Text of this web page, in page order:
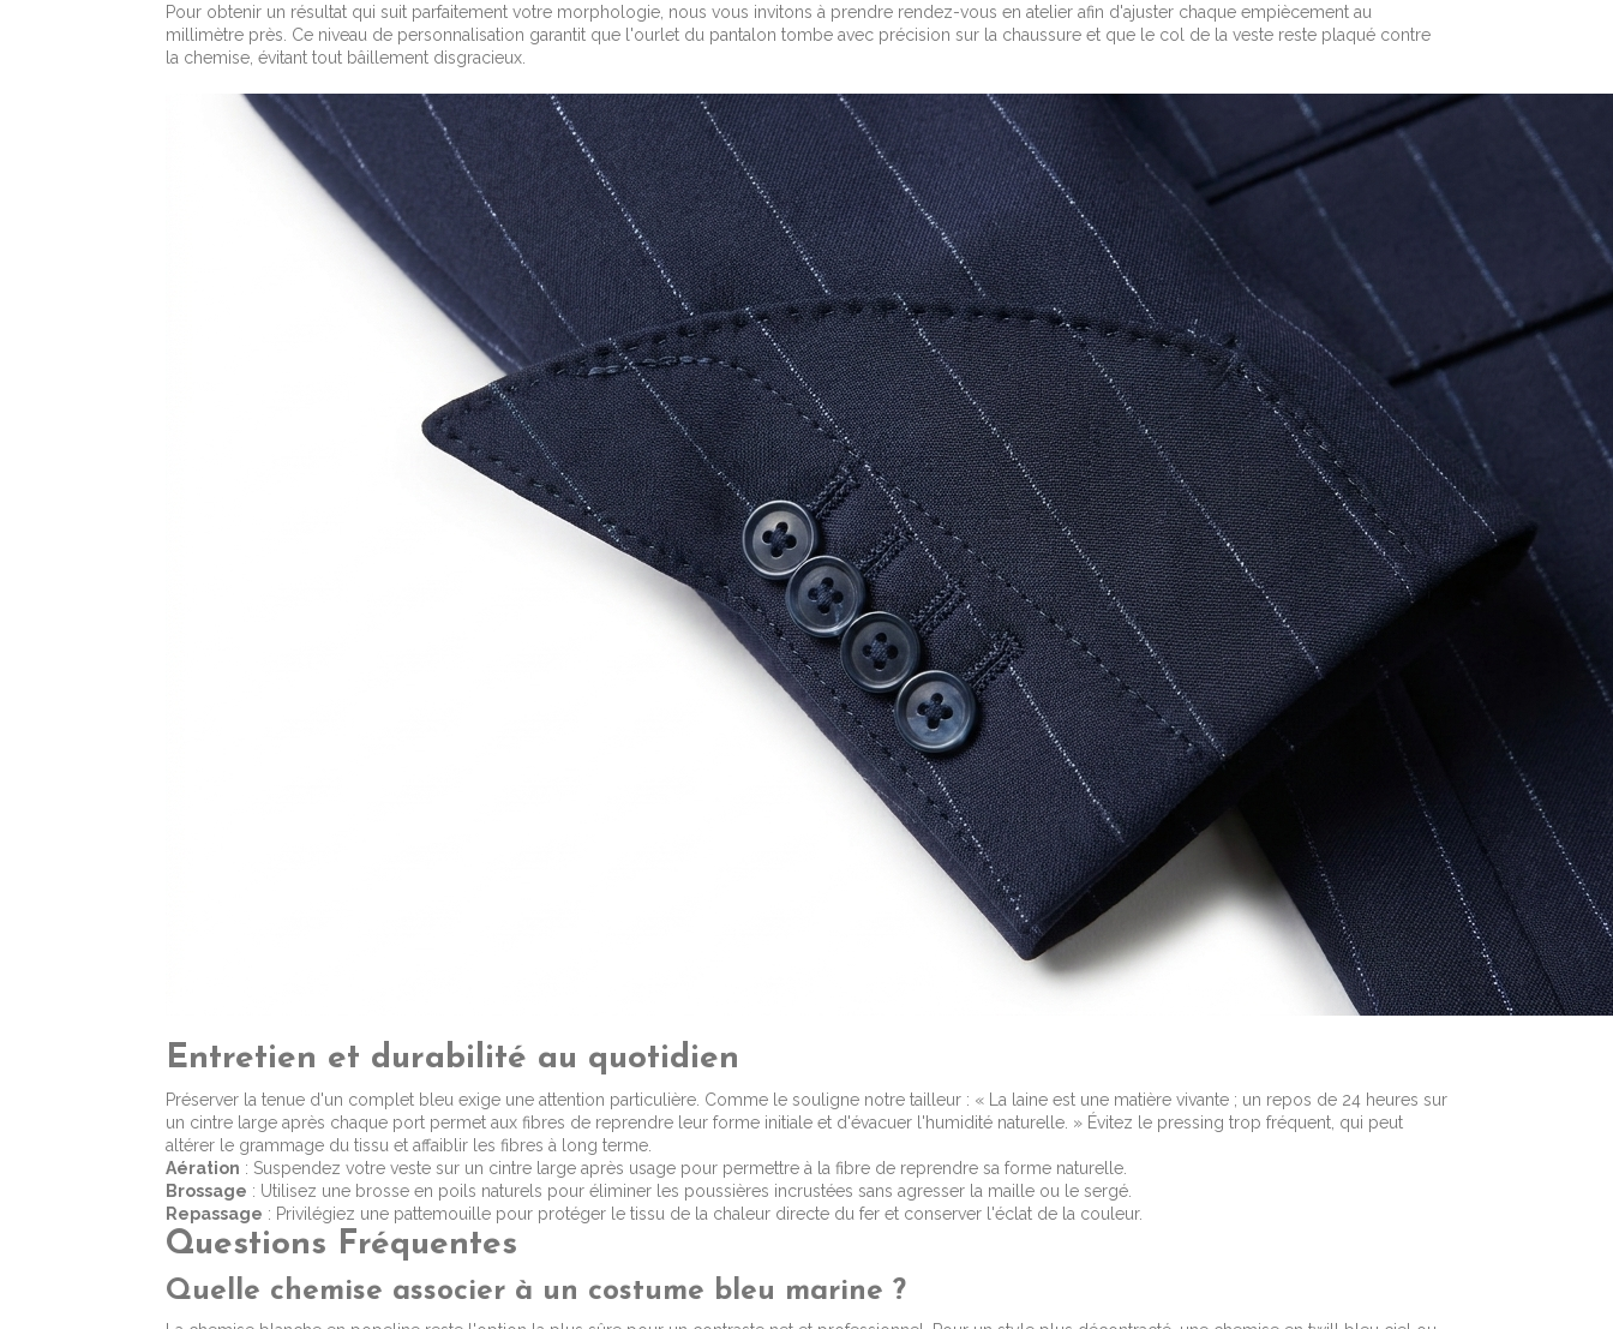
Pour obtenir un résultat qui suit parfaitement votre morphologie, nous vous invitons à prendre rendez-vous en atelier afin d'ajuster chaque empiècement au
millimètre près. Ce niveau de personnalisation garantit que l'ourlet du pantalon tombe avec précision sur la chaussure et que le col de la veste reste plaqué contre
la chemise, évitant tout bâillement disgracieux.
Entretien et durabilité au quotidien
Préserver la tenue d'un complet bleu exige une attention particulière. Comme le souligne notre tailleur : « La laine est une matière vivante ; un repos de 24 heures sur
un cintre large après chaque port permet aux fibres de reprendre leur forme initiale et d'évacuer l'humidité naturelle. » Évitez le pressing trop fréquent, qui peut
altérer le grammage du tissu et affaiblir les fibres à long terme.
Aération : Suspendez votre veste sur un cintre large après usage pour permettre à la fibre de reprendre sa forme naturelle.
Brossage : Utilisez une brosse en poils naturels pour éliminer les poussières incrustées sans agresser la maille ou le sergé.
Repassage : Privilégiez une pattemouille pour protéger le tissu de la chaleur directe du fer et conserver l'éclat de la couleur.
Questions Fréquentes
Quelle chemise associer à un costume bleu marine ?